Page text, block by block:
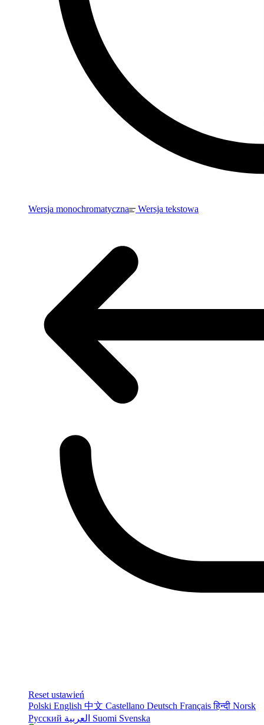
Wersja monochromatyczna Wersja tekstowa
Reset ustawień
Polski English 中文 Castellano Deutsch Françaisहिन्दी Norsk
Русский
Suomi Svenska